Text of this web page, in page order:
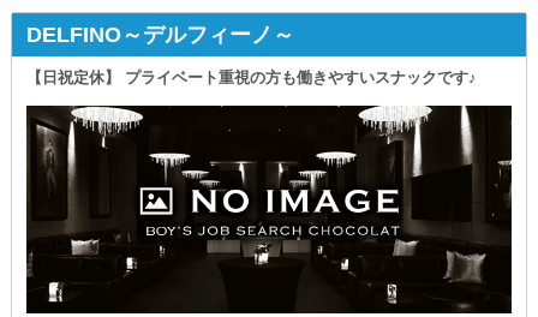
DELFINO～デルフィーノ～
【日祝定休】 プライベート重視の方も働きやすいスナックです♪